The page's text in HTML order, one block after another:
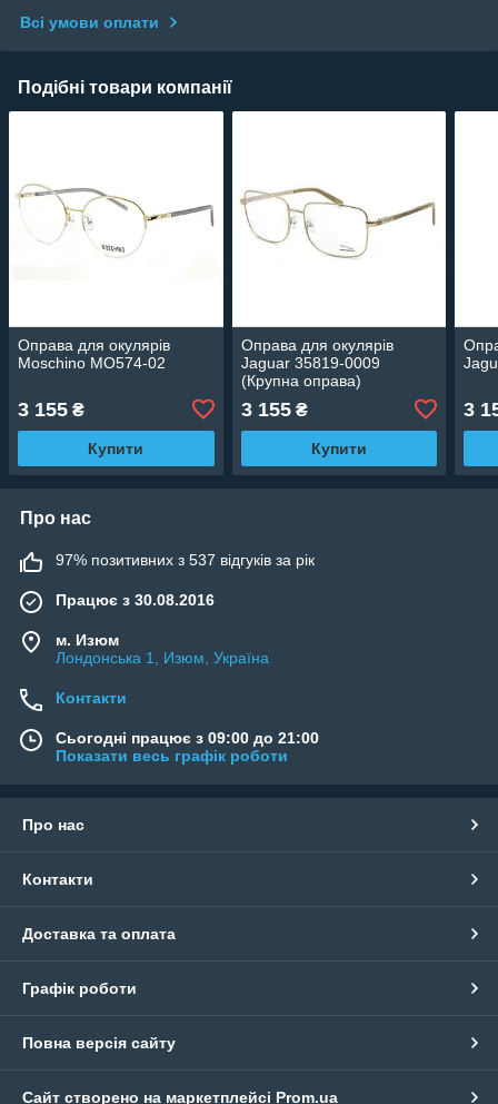
Всі умови оплати
Подібні товари компанії
Оправа для окулярів
Moschino MO574-02
3 155 ₴
Купити
Оправа для окулярів
Jaguar 35819-0009
(Крупна оправа)
3 155₴
Купити
3
Про нас
97% позитивних з 537 відгуків за рік
Працює з 30.08.2016
м. Изюм
Лондонська 1, Изюм, Україна
Контакти
Сьогодні працює з 09:00 до 21:00
Показати весь графік роботи
Про нас
Контакти
Доставка та оплата
Графік роботи
Повна версія сайту
Сайт створено на маркетплейсі Prom.ua